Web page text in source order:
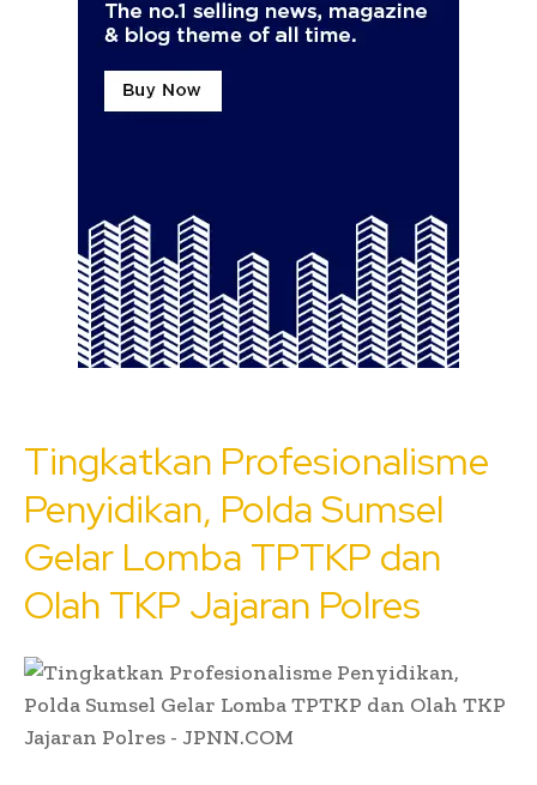
Tingkatkan Profesionalisme
Penyidikan, Polda Sumsel
Gelar Lomba TPTKP dan
Olah TKP Jajaran Polres